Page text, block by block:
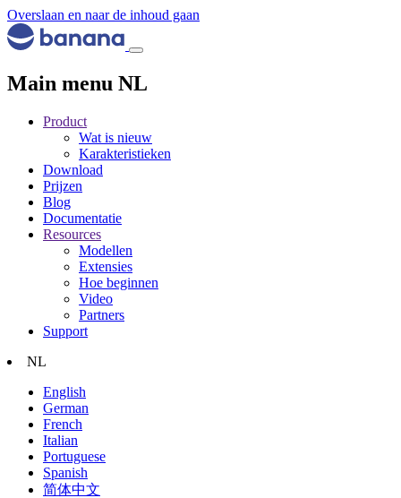
Overslaan en naar de inhoud gaan
Main menu NL
Product
Wat is nieuw
Karakteristieken
Download
Prijzen
Blog
Documentatie
Resources
Modellen
Extensies
Hoe beginnen
Video
Partners
Support
NL
English
German
French
Italian
Portuguese
Spanish
简体中文